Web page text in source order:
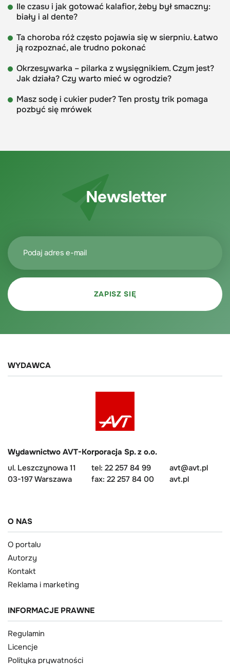
Ile czasu i jak gotować kalafior, żeby był smaczny:
biały i al dente?
Ta choroba róż często pojawia się w sierpniu. Łatwo
ją rozpoznać, ale trudno pokonać
Okrzesywarka – pilarka z wysięgnikiem. Czym jest?
Jak działa? Czy warto mieć w ogrodzie?
Masz sodę i cukier puder? Ten prosty trik pomaga
pozbyć się mrówek
Newsletter
WYDAWCA
Wydawnictwo AVT-Korporacja Sp. z o.o.
ul. Leszczynowa 11
03-197 Warszawa
tel: 22 257 84 99
fax: 22 257 84 00
avt@avt.pl
avt.pl
O NAS
O portalu
Autorzy
Kontakt
Reklama i marketing
INFORMACJE PRAWNE
Regulamin
Licencje
Polityka prywatności